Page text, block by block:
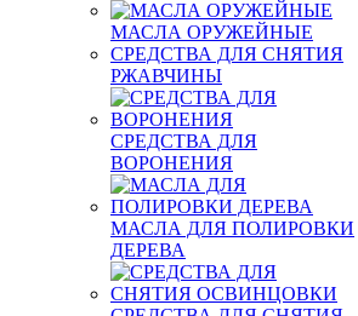
МАСЛА ОРУЖЕЙНЫЕ
СРЕДСТВА ДЛЯ СНЯТИЯ
РЖАВЧИНЫ
СРЕДСТВА ДЛЯ
ВОРОНЕНИЯ
МАСЛА ДЛЯ ПОЛИРОВКИ
ДЕРЕВА